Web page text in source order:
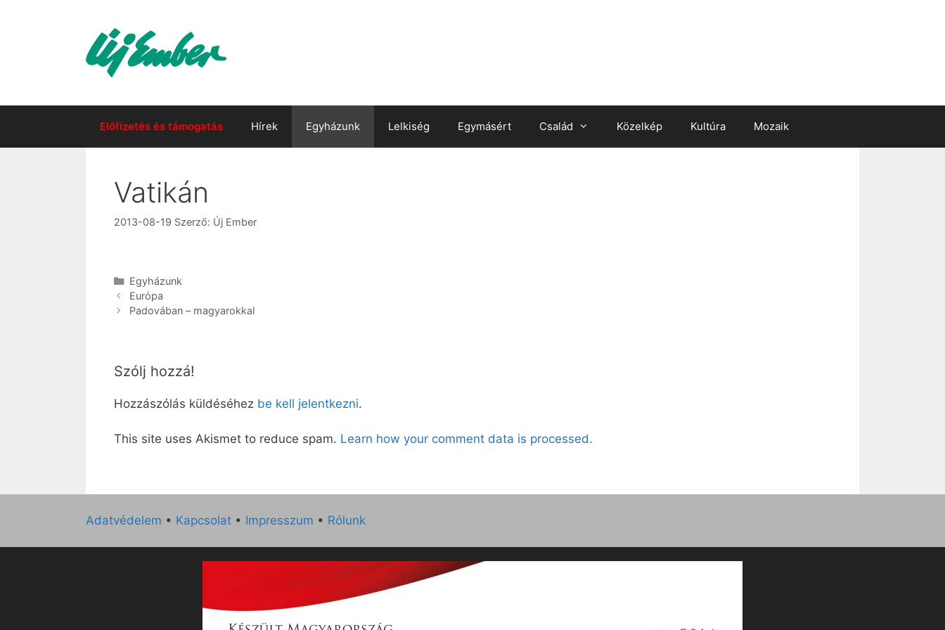
Előfizetés és támogatás Hírek Egyházunk Lelkiség Egymásért Család Közelkép Kultúra Mozaik
Vatikán
2013-08-19 Szerző: Új Ember
Kategória
Egyházunk
Európa
Padovában – magyarokkal
Szólj hozzá!
Hozzászólás küldéséhez be kell jelentkezni.
This site uses Akismet to reduce spam. Learn how your comment data is processed.
Adatvédelem • Kapcsolat • Impresszum • Rólunk